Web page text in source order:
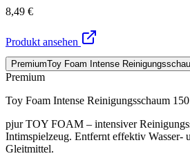
8,49 €
Produkt ansehen
PremiumToy Foam Intense
Premium
Toy Foam Intense Reinigungsschaum
pjur TOY FOAM – intensiver
Intimspielzeug. Entfernt effektiv Wasser-
Gleitmittel.